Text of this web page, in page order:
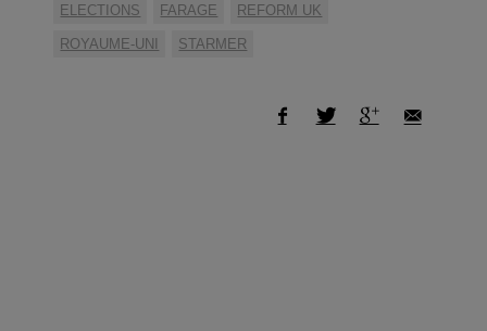
ELECTIONS FARAGE REFORM UK
ROYAUME-UNI STARMER